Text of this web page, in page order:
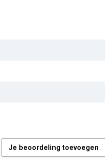
Je beoordeling toevoegen